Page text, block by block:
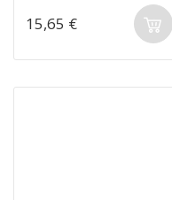
15,65 €